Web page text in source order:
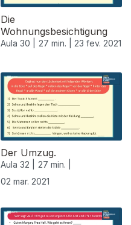
Die
Wohnungsbesichtigung
Aula 30 | 27 min. | 23 fev. 2021
Der Umzug.
Aula 32 |
27 min. |
02 mar. 2021